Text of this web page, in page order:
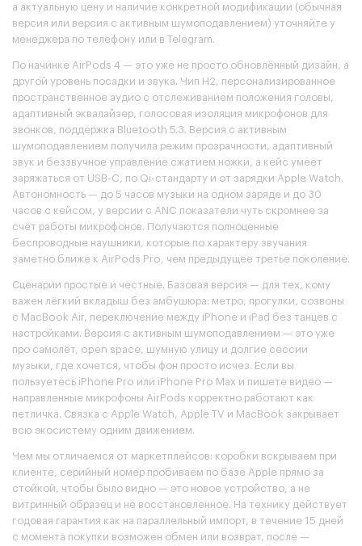
а актуальную цену и наличие конкретной модификации (обычная
версия или версия с активным шумоподавлением) уточняйте у
менеджера по телефону или в Telegram.
По начинке AirPods 4 — это уже не просто обновлённый дизайн, а
другой уровень посадки и звука. Чип H2, персонализированное
пространственное аудио с отслеживанием положения головы,
адаптивный эквалайзер, голосовая изоляция микрофонов для
звонков, поддержка Bluetooth 5.3. Версия с активным
шумоподавлением получила режим прозрачности, адаптивный
звук и беззвучное управление сжатием ножки, а кейс умеет
заряжаться от USB-C, по Qi-стандарту и от зарядки Apple Watch.
Автономность — до 5 часов музыки на одном заряде и до 30
часов с кейсом, у версии с ANC показатели чуть скромнее за
счёт работы микрофонов. Получаются полноценные
беспроводные наушники, которые по характеру звучания
заметно ближе к AirPods Pro, чем предыдущее третье поколение.
Сценарии простые и честные. Базовая версия — для тех, кому
важен лёгкий вкладыш без амбушюра: метро, прогулки, созвоны
с MacBook Air, переключение между iPhone и iPad без танцев с
настройками. Версия с активным шумоподавлением — это уже
про самолёт, open space, шумную улицу и долгие сессии
музыки, где хочется, чтобы фон просто исчез. Если вы
пользуетесь iPhone Pro или iPhone Pro Max и пишете видео —
направленные микрофоны AirPods корректно работают как
петличка. Связка с Apple Watch, Apple TV и MacBook закрывает
всю экосистему одним движением.
Чем мы отличаемся от маркетплейсов: коробки вскрываем при
клиенте, серийный номер пробиваем по базе Apple прямо за
стойкой, чтобы было видно — это новое устройство, а не
витринный образец и не восстановленное. На технику действует
годовая гарантия как на параллельный импорт, в течение 15 дней
с момента покупки возможен обмен или возврат, после —